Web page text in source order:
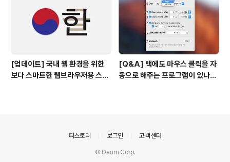
[업데이트] 국내 웹 환경을 위한
보다 스마트한 웹브라우저용 스타
[Q&A] 맥에도 마우스 클릭을 자
동으로 해주는 프로그램이 있나
티스토리 로그인 고객센터
© Daum Corp.